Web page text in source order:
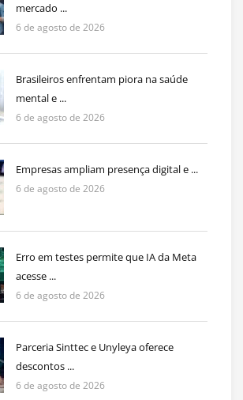
mercado ...
6 de agosto de 2026
Brasileiros enfrentam piora na saúde
mental e ...
6 de agosto de 2026
Empresas ampliam presença digital e ...
6 de agosto de 2026
Erro em testes permite que IA da Meta
acesse ...
6 de agosto de 2026
Parceria Sinttec e Unyleya oferece
descontos ...
6 de agosto de 2026